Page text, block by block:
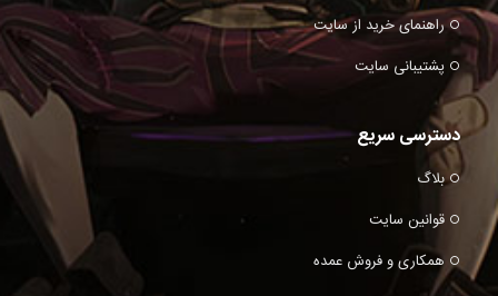
راهنمای خرید از سایت
پشتیبانی سایت
دسترسی سریع
بلاگ
قوانین سایت
همکاری و فروش عمده